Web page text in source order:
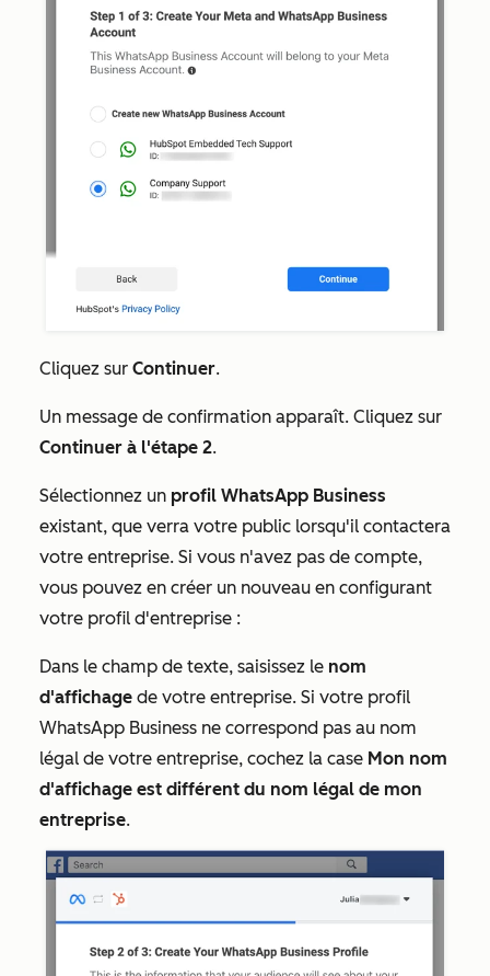
Cliquez sur Continuer.
Un message de confirmation apparaît. Cliquez sur
Continuer à l'étape 2.
Sélectionnez un profil WhatsApp Business
existant, que verra votre public lorsqu'il contactera
votre entreprise. Si vous n'avez pas de compte,
vous pouvez en créer un nouveau en configurant
votre profil d'entreprise :
Dans le champ de texte, saisissez le nom
d'affichage de votre entreprise. Si votre profil
WhatsApp Business ne correspond pas au nom
légal de votre entreprise, cochez la case Mon nom
d'affichage est différent du nom légal de mon
entreprise.